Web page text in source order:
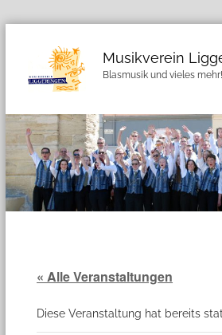
h
t
s
p
r
Musikverein
Blasmusik und vieles mehr!
« Alle Veranstaltungen
Diese Veranstaltung hat bereits